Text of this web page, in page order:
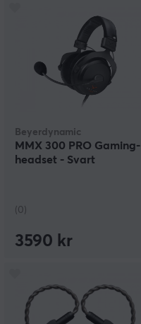
Beyerdynamic
MMX 300 PRO Gaming-
headset - Svart
(0)
3590 kr